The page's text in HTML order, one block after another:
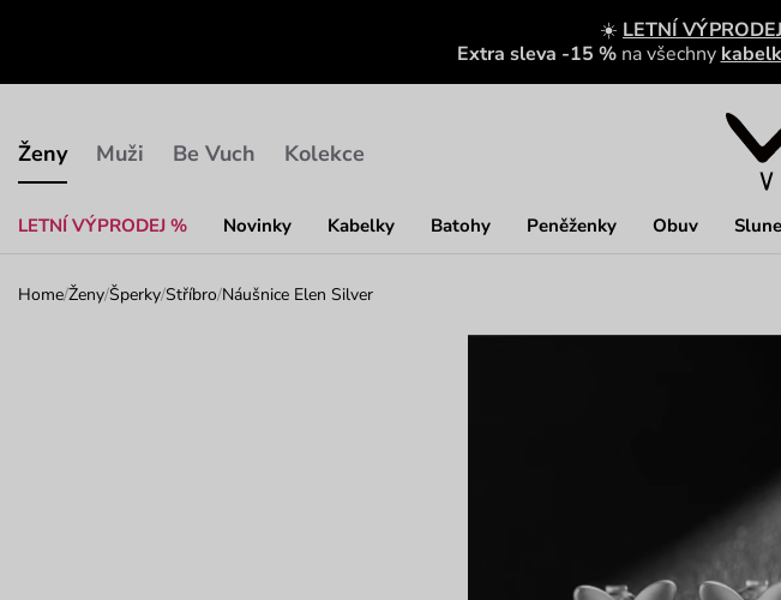
☀️ LETNÍ VÝPRODEJ
Extra sleva -15 % na všechny
Ženy
LETNÍ VÝPRODEJ % Novinky Kabelky Batohy Peněženky Obuv
Muži Be Vuch Kolekce
Home/Ženy/Šperky/Stříbro/Náušnice Elen Silver